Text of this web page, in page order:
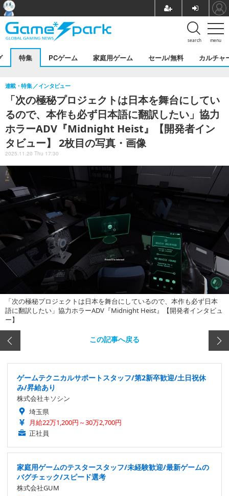
menu
search
特集 PCゲーム 家庭用ゲーム セール/無料 カルチャ
「次の極秘プロジェクトは日本を舞台にしてい
るので、本作も必ず日本語に翻訳したい」協力
ホラーADV『Midnight Heist』【開発者イン
タビュー】 2枚目の写真・画像
連載・特集 インタビュー
2025.11.20 Thu 17:30
「次の極秘プロジェクトは日本を舞台にしているので、本作も必ず日本
語に翻訳したい」協力ホラーADV『Midnight Heist』【開発者インタビュ
ー】
この記事へ戻る
ゲームテクニカルサポートスタッフ/第2新卒歓迎/土日祝休
み/昇給あり
株式会社キソシン
埼玉県
月給22万1,200円～30万2,700円
正社員
家庭用ゲームのテスタースタッフ/未経験歓迎/最新ゲームの
バグチェック/スピード選考
株式会社GUM